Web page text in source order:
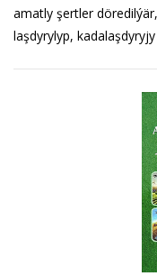
amat­ly şert­ler
laş­dy­ry­lyp,